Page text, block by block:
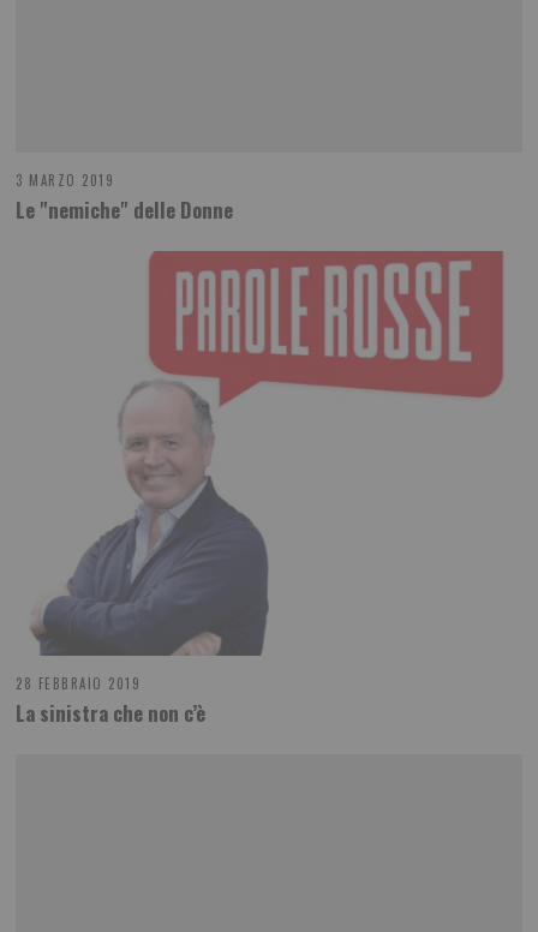
3 MARZO 2019
Le "nemiche" delle Donne
28 FEBBRAIO 2019
La sinistra che non c’è